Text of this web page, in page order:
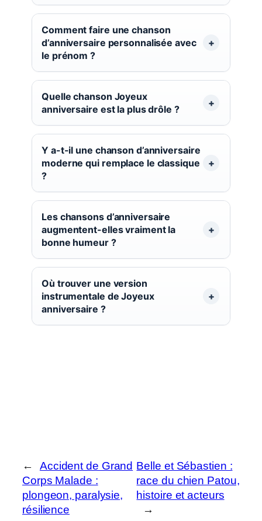
Comment faire une chanson
d’anniversaire personnalisée avec
le prénom ?
Quelle chanson Joyeux
anniversaire est la plus drôle ?
Y a-t-il une chanson d’anniversaire
moderne qui remplace le classique
?
Les chansons d’anniversaire
augmentent-elles vraiment la
bonne humeur ?
Où trouver une version
instrumentale de Joyeux
anniversaire ?
←
Accident de Grand
Corps Malade :
plongeon, paralysie,
résilience
Belle et Sébastien :
race du chien Patou,
histoire et acteurs
→